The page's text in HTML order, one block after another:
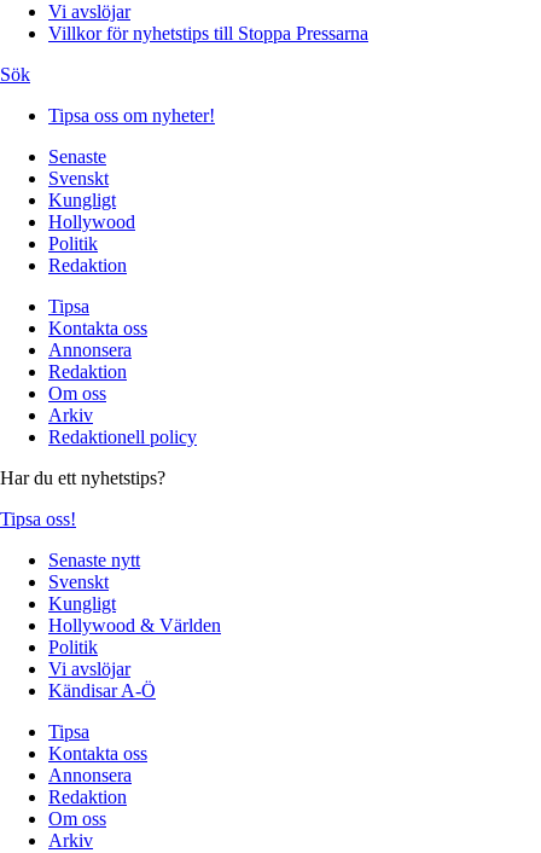
Vi avslöjar
Villkor för nyhetstips till Stoppa Pressarna
Sök
Tipsa oss om nyheter!
Senaste
Svenskt
Kungligt
Hollywood
Politik
Redaktion
Tipsa
Kontakta oss
Annonsera
Redaktion
Om oss
Arkiv
Redaktionell policy
Har du ett nyhetstips?
Tipsa oss!
Senaste nytt
Svenskt
Kungligt
Hollywood & Världen
Politik
Vi avslöjar
Kändisar A-Ö
Tipsa
Kontakta oss
Annonsera
Redaktion
Om oss
Arkiv